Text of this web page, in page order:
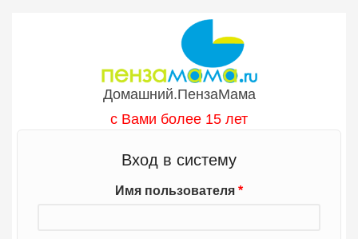
Домашний.ПензаМама
с Вами более 15 лет
Вход в систему
Имя пользователя *